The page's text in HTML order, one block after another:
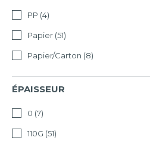
PP (4)
Papier (51)
Papier/Carton (8)
ÉPAISSEUR
0 (7)
110G (51)